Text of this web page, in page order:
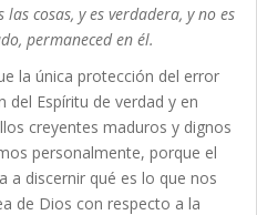
cosas, y es verdadera, y no es
permaneced en él.
la única protección del error
del Espíritu de verdad y en
creyentes maduros y dignos
personalmente, porque el
a discernir qué es lo que nos
de Dios con respecto a la